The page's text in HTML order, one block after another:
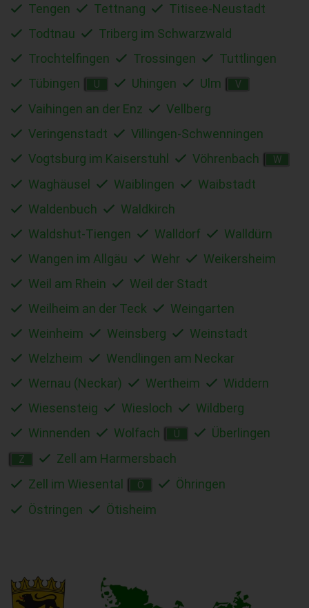
Tengen
Tettnang
Titisee-Neustadt
Todtnau
Triberg im Schwarzwald
Trochtelfingen
Trossingen
Tuttlingen
Tübingen
U Uhingen Ulm V
Vaihingen an der Enz
Vellberg
Veringenstadt
Villingen-Schwenningen
Vogtsburg im Kaiserstuhl
Vöhrenbach W
Waghäusel Waiblingen
Waibstadt
Waldenbuch
Waldkirch
Waldshut-Tiengen
Walldorf
Walldürn
Wangen im Allgäu
Wehr
Weikersheim
Weil am Rhein
Weil der Stadt
Weilheim an der Teck
Weingarten
Weinheim
Weinsberg
Weinstadt
Welzheim
Wendlingen am Neckar
Wernau (Neckar)
Wertheim
Widdern
Wiesensteig
Wiesloch
Wildberg
Winnenden
Wolfach Ü Überlingen
Z
Zell am Harmersbach
Zell im Wiesental
Ö
Öhringen
Östringen
Ötisheim